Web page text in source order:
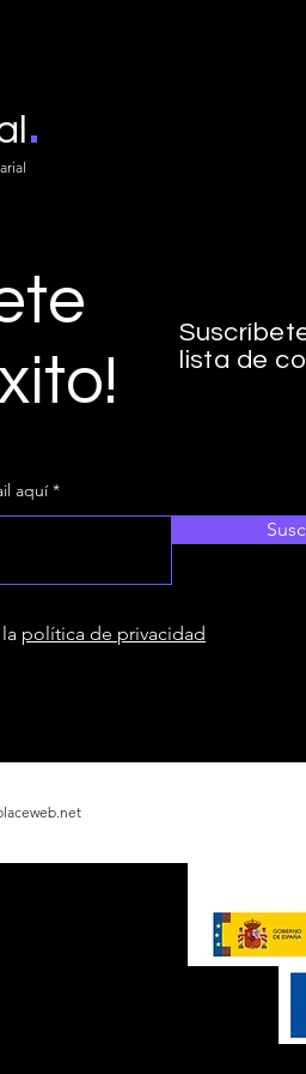
.
lista de
aquí
política de privacidad